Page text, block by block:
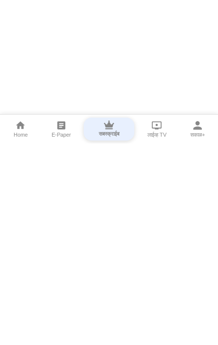
Home E-Paper सबस्क्राईब लाईव्ह TV सकाळ+